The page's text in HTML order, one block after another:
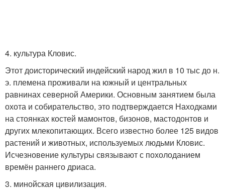
4. культура Кловис.
Этот доисторический индейский народ жил в 10 тыс до н.
э. племена проживали на южный и центральных
равнинах северной Америки. Основным занятием была
охота и собирательство, это подтверждается Находками
на стоянках костей мамонтов, бизонов, мастодонтов и
других млекопитающих. Всего известно более 125 видов
растений и животных, используемых людьми Кловис.
Исчезновение культуры связывают с похолоданием
времён раннего дриаса.
3. минойская цивилизация.